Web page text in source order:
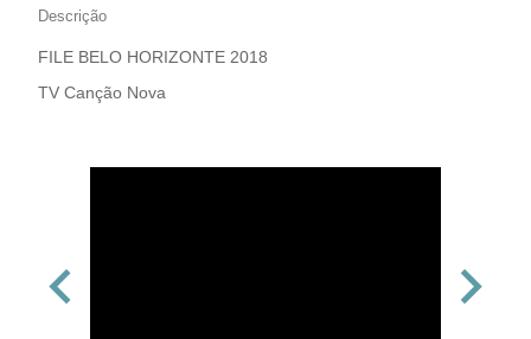
Descrição
FILE BELO HORIZONTE 2018
TV Canção Nova